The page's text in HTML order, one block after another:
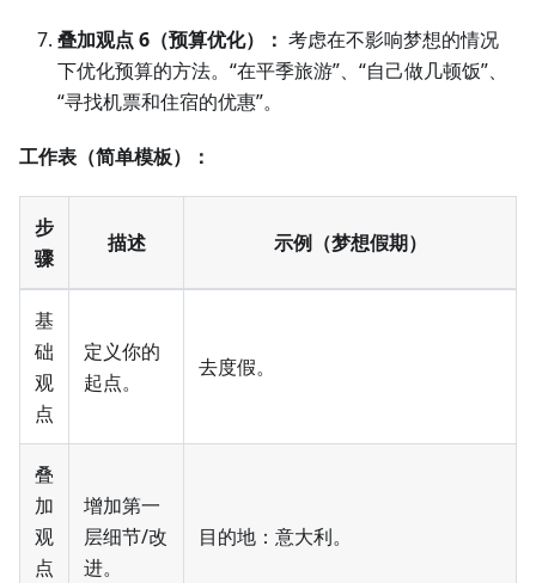
叠加观点 6（预算优化）： 考虑在不影响梦想的情况
下优化预算的方法。“在平季旅游”、“自己做几顿饭”、
“寻找机票和住宿的优惠”。
工作表（简单模板）：
步
骤
描述 示例（梦想假期）
基
础
观
点
定义你的
起点。
去度假。
叠
加
观
点
增加第一
层细节/改
进。
目的地：意大利。